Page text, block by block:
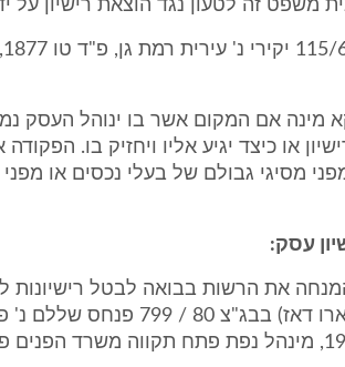
משפט זה לטעון נגד הוצאת רישיון על
מינה אם המקום אשר בו ינוהל העסק
או כיצד יגיע אליו ויחזיק בו.
מסיגי גבולם של בעלי נכסים או מפני
עסק:
את הרשות בבואה לבטל רישיונות
ברק (כתוארו דאז) בבג"צ